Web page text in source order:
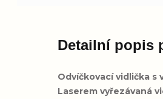
Detailní popis
Odvíčkovací vidlička s
Laserem vyřezávaná